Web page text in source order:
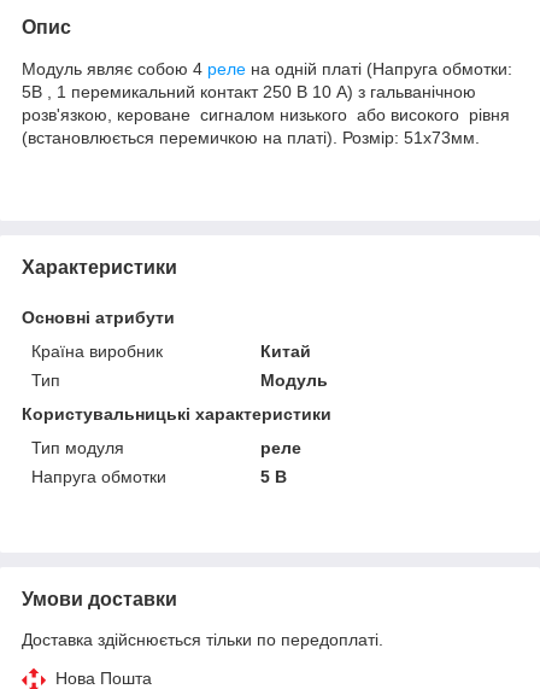
Опис
Модуль являє собою 4 реле на одній платі (Напруга обмотки:
5В , 1 перемикальний контакт 250 В 10 А) з гальванічною
розв'язкою, кероване сигналом низького або високого рівня
(встановлюється перемичкою на платі). Розмір: 51х73мм.
Характеристики
Основні атрибути
Країна виробник
Китай
Тип
Модуль
Користувальницькі характеристики
Тип модуля
реле
Напруга обмотки
5 В
Умови доставки
Доставка здійснюється тільки по передоплаті.
Нова Пошта